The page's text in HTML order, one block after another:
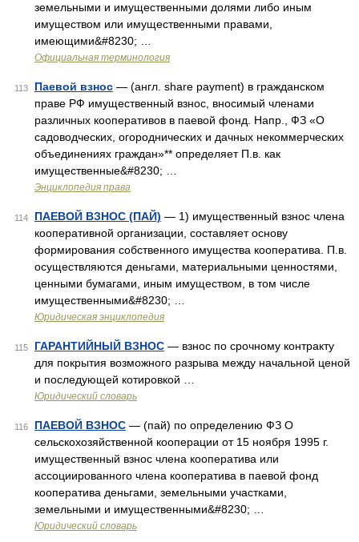
земельными и имущественными долями либо иным
имуществом или имущественными правами,
имеющими&#8230; …
Официальная терминология
113 Паевой взнос — (англ. share payment) в гражданском
праве РФ имущественный взнос, вносимый членами
различных кооперативов в паевой фонд. Напр., ФЗ «О
садоводческих, огороднических и дачных некоммерческих
объединениях граждан»** определяет П.в. как
имущественные&#8230; …
Энциклопедия права
114 ПАЕВОЙ ВЗНОС (ПАЙ) — 1) имущественный взнос члена
кооперативной организации, составляет основу
формирования собственного имущества кооператива. П.в.
осуществляются деньгами, материальными ценностями,
ценными бумагами, иным имуществом, в том числе
имущественными&#8230; …
Юридическая энциклопедия
115 ГАРАНТИЙНЫЙ ВЗНОС — взнос по срочному контракту
для покрытия возможного разрыва между начальной ценой
и последующей котировкой …
Юридический словарь
116 ПАЕВОЙ ВЗНОС — (пай) по определению ФЗ О
сельскохозяйственной кооперации от 15 ноября 1995 г.
имущественный взнос члена кооператива или
ассоциированного члена кооператива в паевой фонд
кооператива деньгами, земельными участками,
земельными и имущественными&#8230; …
Юридический словарь